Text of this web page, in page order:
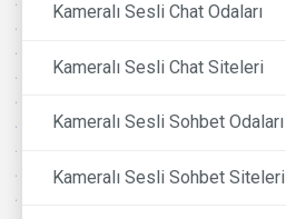
Kameralı Sesli Chat Odaları
Kameralı Sesli Chat Siteleri
Kameralı Sesli Sohbet Odaları
Kameralı Sesli Sohbet Siteleri